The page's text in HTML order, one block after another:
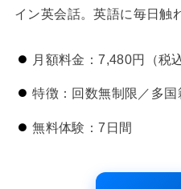
イン英会話。英語に毎日触
月額料金：7,480円（税込
特徴：回数無制限／多
無料体験：7日間